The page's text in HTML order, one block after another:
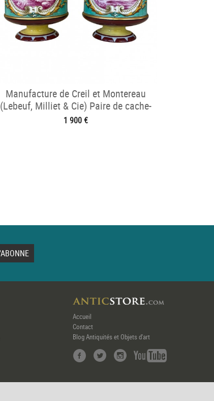
Manufacture de Creil et Montereau
(Lebeuf, Milliet & Cie) Paire de cache-
pots
1 900 €
Accueil
Contact
Blog Antiquités et Objets d'art